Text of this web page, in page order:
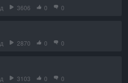
3606 0 0
2870 0 0
3103 0 0